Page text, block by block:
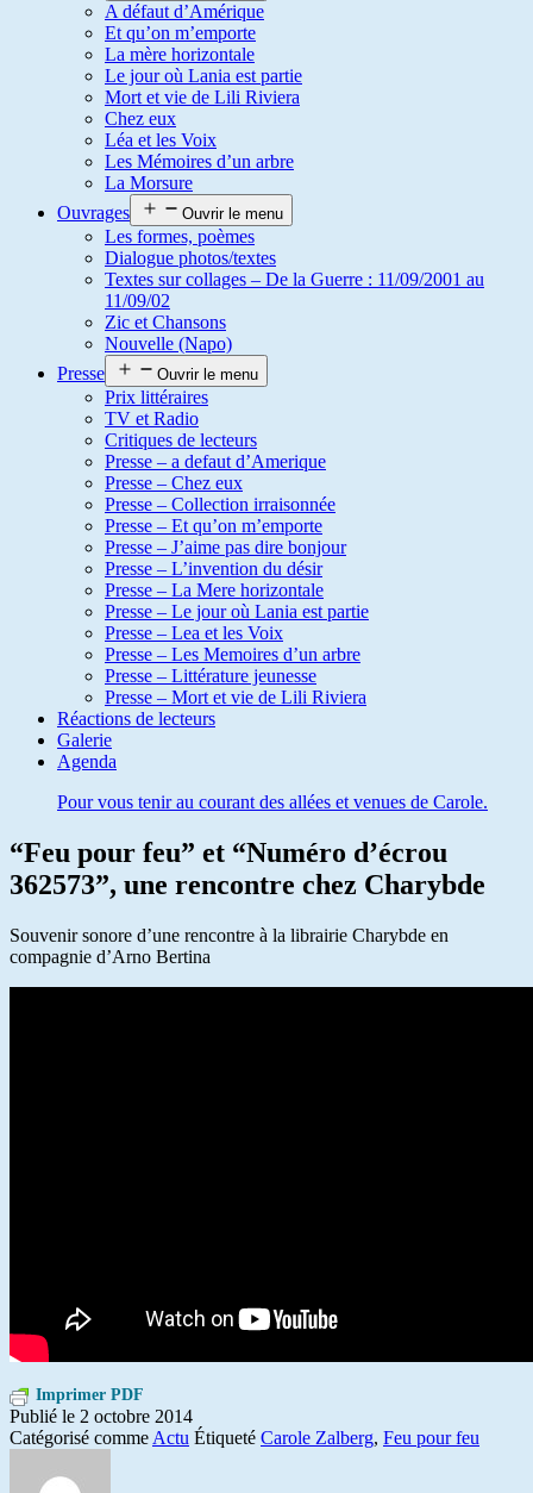
A défaut d’Amérique
Et qu’on m’emporte
La mère horizontale
Le jour où Lania est partie
Mort et vie de Lili Riviera
Chez eux
Léa et les Voix
Les Mémoires d’un arbre
La Morsure
Ouvrages
Ouvrir le menu
Les formes, poèmes
Dialogue photos/textes
Textes sur collages – De la Guerre : 11/09/2001 au
11/09/02
Zic et Chansons
Nouvelle (Napo)
Presse
Ouvrir le menu
Prix littéraires
TV et Radio
Critiques de lecteurs
Presse – a defaut d’Amerique
Presse – Chez eux
Presse – Collection irraisonnée
Presse – Et qu’on m’emporte
Presse – J’aime pas dire bonjour
Presse – L’invention du désir
Presse – La Mere horizontale
Presse – Le jour où Lania est partie
Presse – Lea et les Voix
Presse – Les Memoires d’un arbre
Presse – Littérature jeunesse
Presse – Mort et vie de Lili Riviera
Réactions de lecteurs
Galerie
Agenda
Pour vous tenir au courant des allées et venues de Carole.
“Feu pour feu” et “Numéro d’écrou
362573”, une rencontre chez Charybde
Souvenir sonore d’une rencontre à la librairie Charybde en
compagnie d’Arno Bertina
Imprimer PDF
Publié le 2 octobre 2014
Catégorisé comme Actu Étiqueté Carole Zalberg, Feu pour feu